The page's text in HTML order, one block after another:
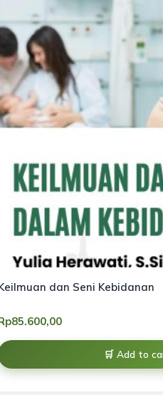
dan Seni Kebidanan
85.600,00
Add to